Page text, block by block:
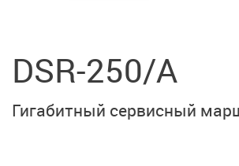
DSR-250/A
Гигабитный сервисный